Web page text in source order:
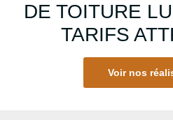
DE TOITURE
TARIFS
Voir nos